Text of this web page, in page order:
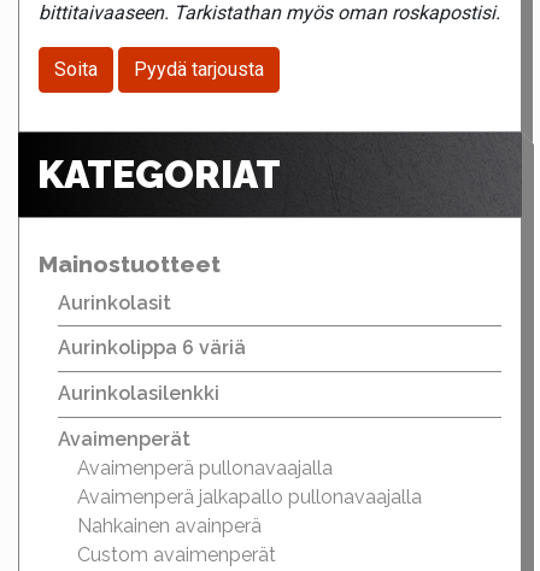
bittitaivaaseen. Tarkistathan myös oman roskapostisi.
Soita Pyydä tarjousta
KATEGORIAT
Mainostuotteet
Aurinkolasit
Aurinkolippa 6 väriä
Aurinkolasilenkki
Avaimenperät
Avaimenperä pullonavaajalla
Avaimenperä jalkapallo pullonavaajalla
Nahkainen avainperä
Custom avaimenperät